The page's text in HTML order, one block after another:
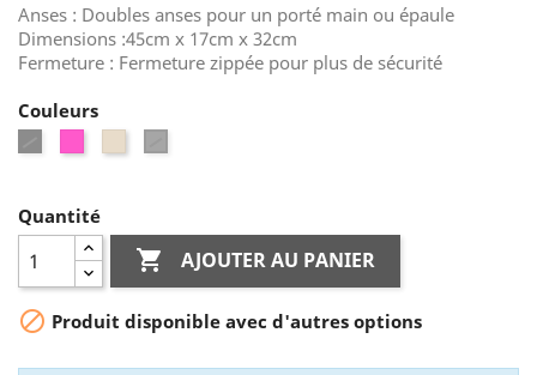
Anses : Doubles anses pour un porté main ou épaule
Dimensions :45cm x 17cm x 32cm
Fermeture : Fermeture zippée pour plus de sécurité
Couleurs
Quantité
 AJOUTER AU PANIER
 Produit disponible avec d'autres options